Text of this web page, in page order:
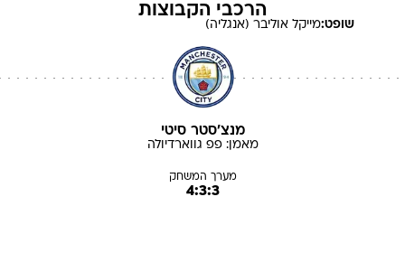
הרכבי הקבוצות
שופט:מייקל אוליבר (אנגליה)
מנצ'סטר סיטי
מאמן:פפ גווארדיולה
מערך המשחק
4:3:3